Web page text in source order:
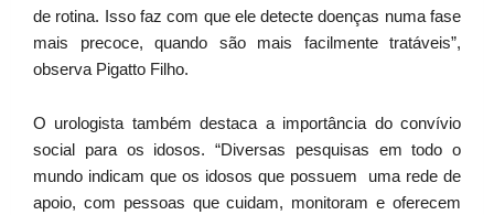
de rotina. Isso faz com que ele detecte doenças numa fase
mais precoce, quando são mais facilmente tratáveis”,
observa Pigatto Filho.
O urologista também destaca a importância do convívio
social para os idosos. “Diversas pesquisas em todo o
mundo indicam que os idosos que possuem uma rede de
apoio, com pessoas que cuidam, monitoram e oferecem